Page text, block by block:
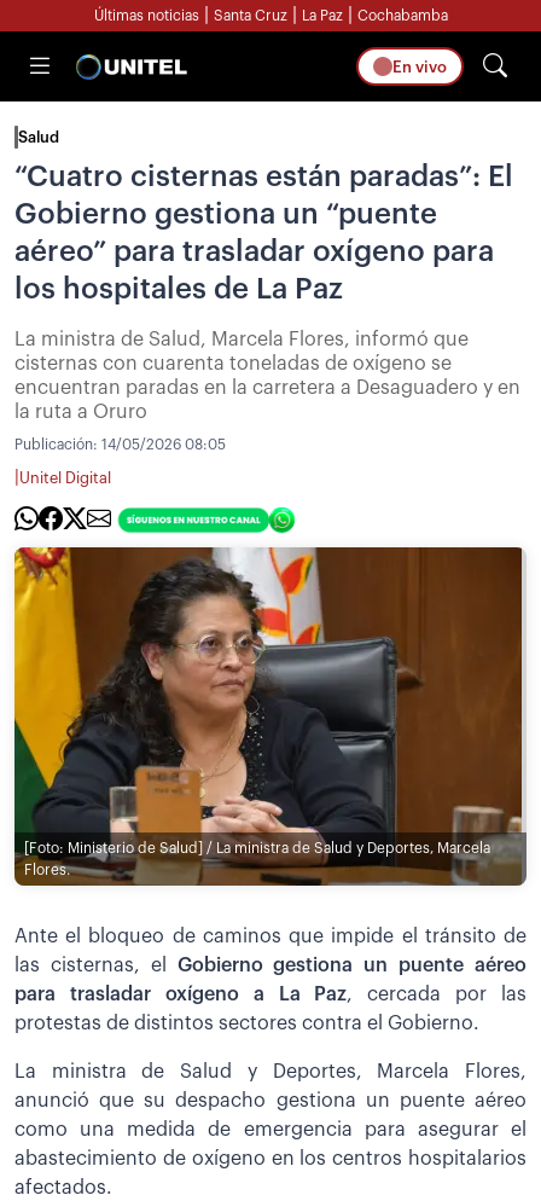
Últimas noticias Santa Cruz La Paz Cochabamba
En vivo
Salud
“Cuatro cisternas están paradas”: El
Gobierno gestiona un “puente
aéreo” para trasladar oxígeno para
los hospitales de La Paz
La ministra de Salud, Marcela Flores, informó que
cisternas con cuarenta toneladas de oxígeno se
encuentran paradas en la carretera a Desaguadero y en
la ruta a Oruro
Publicación: 14/05/2026 08:05
Unitel Digital
[Foto: Ministerio de Salud] / La ministra de Salud y Deportes, Marcela
Flores.
Ante el bloqueo de caminos que impide el tránsito de
las cisternas, el Gobierno gestiona un puente aéreo
para trasladar oxígeno a La Paz, cercada por las
protestas de distintos sectores contra el Gobierno.
La ministra de Salud y Deportes, Marcela Flores,
anunció que su despacho gestiona un puente aéreo
como una medida de emergencia para asegurar el
abastecimiento de oxígeno en los centros hospitalarios
afectados.